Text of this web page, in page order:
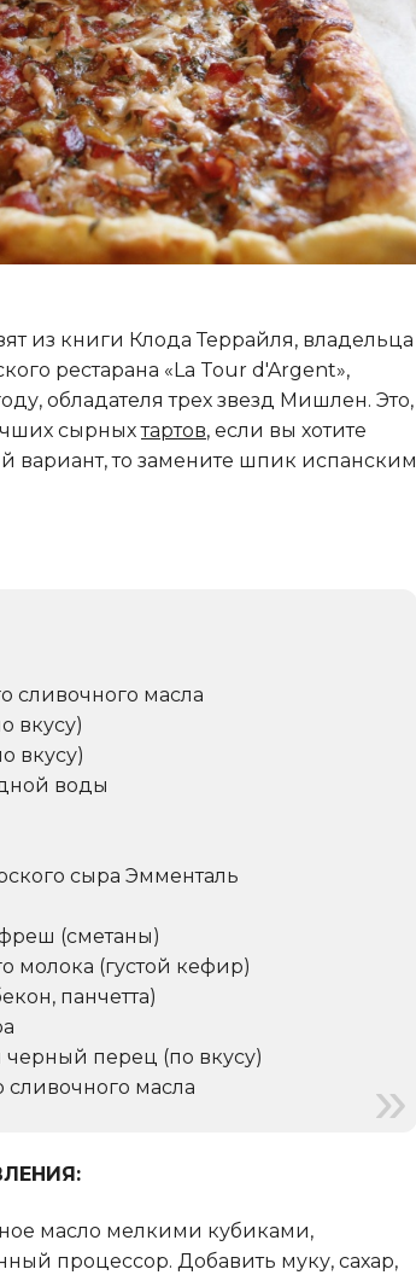
из книги Клода Террайля, владельца
рестарана «La Tour d'Argent»,
обладателя трех звезд Мишлен. Это,
сырныхтартов, если вы хотите
вариант, то замените шпик испанским
сливочного масла
вкусу)
вкусу)
воды
сыра Эмменталь
(сметаны)
молока (густой кефир)
панчетта)
черный перец (по вкусу)
сливочного масла
масло мелкими кубиками,
процессор. Добавить муку, сахар,